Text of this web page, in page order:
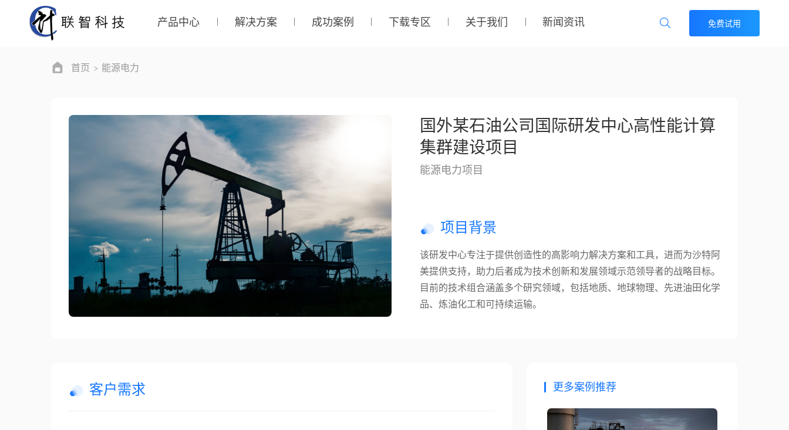
产品中心 解决方案 成功案例 下载专区 关于我们 新闻资讯 免费试用
首页 能源电力
国外某石油公司国际研发中心高性能计算
集群建设项目
能源电力项目
项目背景
该研发中心专注于提供创造性的高影响力解决方案和工具，进而为沙特阿
美提供支持，助力后者成为技术创新和发展领域示范领导者的战略目标。
目前的技术组合涵盖多个研究领域，包括地质、地球物理、先进油田化学
品、炼油化工和可持续运输。
客户需求 更多案例推荐